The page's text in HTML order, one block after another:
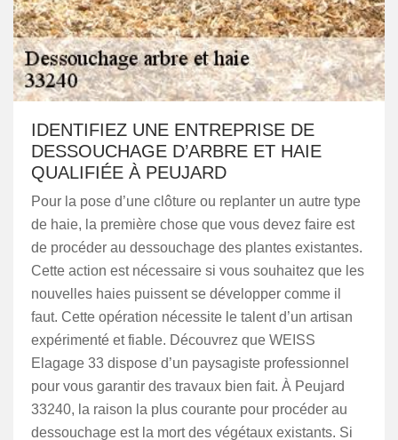
IDENTIFIEZ UNE ENTREPRISE DE
DESSOUCHAGE D’ARBRE ET HAIE
QUALIFIÉE À PEUJARD
Pour la pose d’une clôture ou replanter un autre type
de haie, la première chose que vous devez faire est
de procéder au dessouchage des plantes existantes.
Cette action est nécessaire si vous souhaitez que les
nouvelles haies puissent se développer comme il
faut. Cette opération nécessite le talent d’un artisan
expérimenté et fiable. Découvrez que WEISS
Elagage 33 dispose d’un paysagiste professionnel
pour vous garantir des travaux bien fait. À Peujard
33240, la raison la plus courante pour procéder au
dessouchage est la mort des végétaux existants. Si